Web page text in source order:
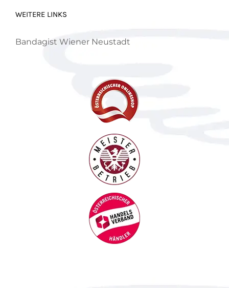
WEITERE LINKS
Bandagist Wiener Neustadt